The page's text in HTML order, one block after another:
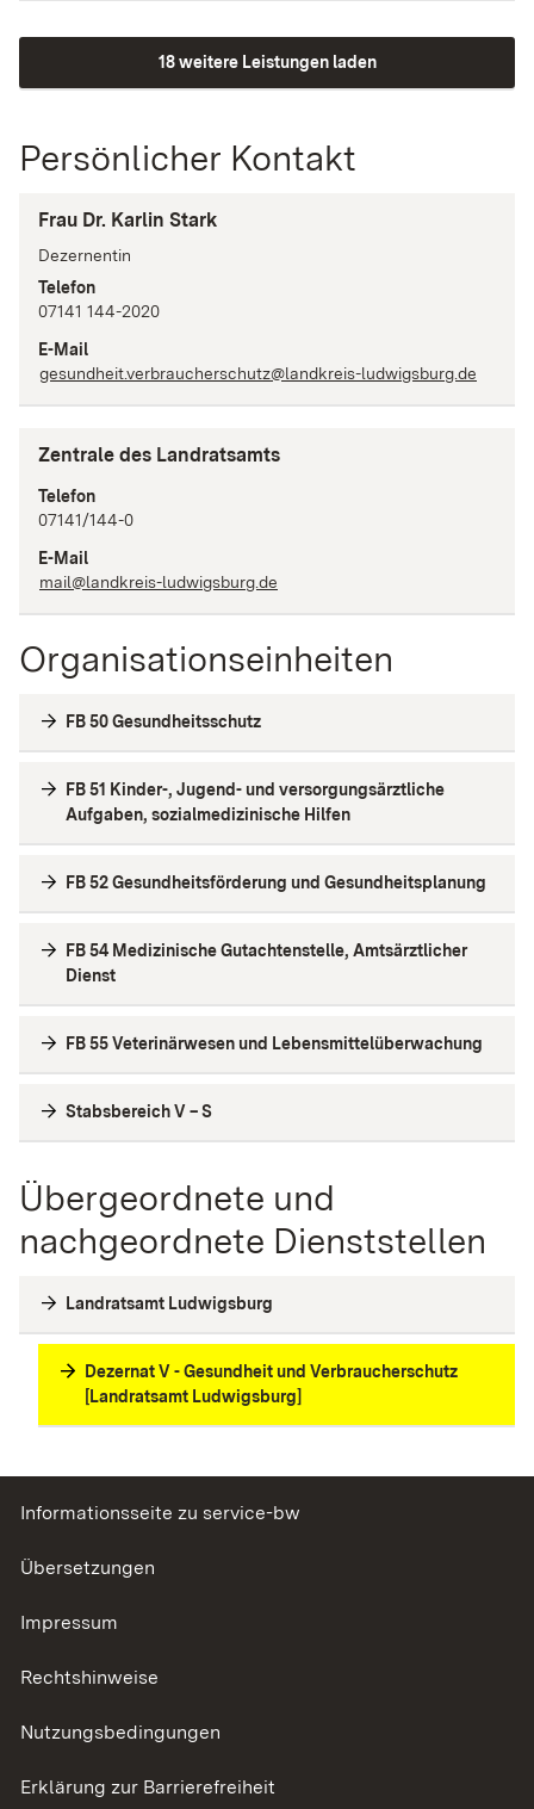
18 weitere Leistungen laden
Persönlicher Kontakt
Frau Dr. Karlin Stark
Dezernentin
Telefon
07141 144-2020
E-Mail
gesundheit.verbraucherschutz@landkreis-ludwigsburg.de
Zentrale des Landratsamts
Telefon
07141/144-0
E-Mail
mail@landkreis-ludwigsburg.de
Organisationseinheiten
FB 50 Gesundheitsschutz
FB 51 Kinder-, Jugend- und versorgungsärztliche
Aufgaben, sozialmedizinische Hilfen
FB 52 Gesundheitsförderung und Gesundheitsplanung
FB 54 Medizinische Gutachtenstelle, Amtsärztlicher
Dienst
FB 55 Veterinärwesen und Lebensmittelüberwachung
Stabsbereich V – S
Übergeordnete und
nachgeordnete Dienststellen
Landratsamt Ludwigsburg
Dezernat V - Gesundheit und Verbraucherschutz
[Landratsamt Ludwigsburg]
Informationsseite zu service-bw
Übersetzungen
Impressum
Rechtshinweise
Nutzungsbedingungen
Erklärung zur Barrierefreiheit